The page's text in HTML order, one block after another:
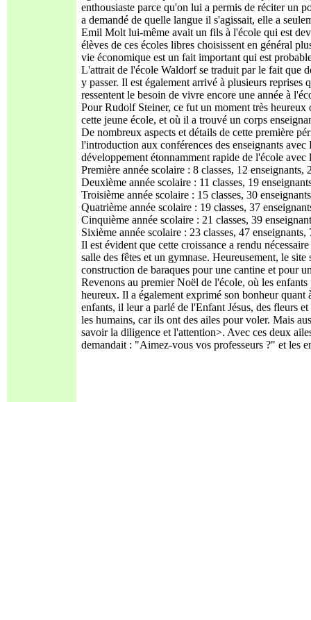
enthousiaste parce qu'on lui a permis de réciter un
a demandé de quelle langue il s'agissait, elle a
Emil Molt lui-même avait un fils à l'école qui est
élèves de ces écoles libres choisissent en général
vie économique est un fait important qui est
L'attrait de l'école Waldorf se traduit par le fait que
y passer. Il est également arrivé à plusieurs
ressentent le besoin de vivre encore une année à
Pour Rudolf Steiner, ce fut un moment très
cette jeune école, et où il a trouvé un corps
De nombreux aspects et détails de cette première
l'introduction aux conférences des enseignants
développement étonnamment rapide de l'école avec
Première année scolaire : 8 classes, 12 enseignants,
Deuxième année scolaire : 11 classes, 19
Troisième année scolaire : 15 classes, 30
Quatrième année scolaire : 19 classes, 37
Cinquième année scolaire : 21 classes, 39
Sixième année scolaire : 23 classes, 47 enseignants,
Il est évident que cette croissance a rendu
salle des fêtes et un gymnase. Heureusement, le
construction de baraques pour une cantine et pour
Revenons au premier Noël de l'école, où les
heureux. Il a également exprimé son bonheur
enfants, il leur a parlé de l'Enfant Jésus, des fleurs
les humains, car ils ont des ailes pour voler. Mais
savoir la diligence et l'attention>. Avec ces deux
demandait : "Aimez-vous vos professeurs ?" et les